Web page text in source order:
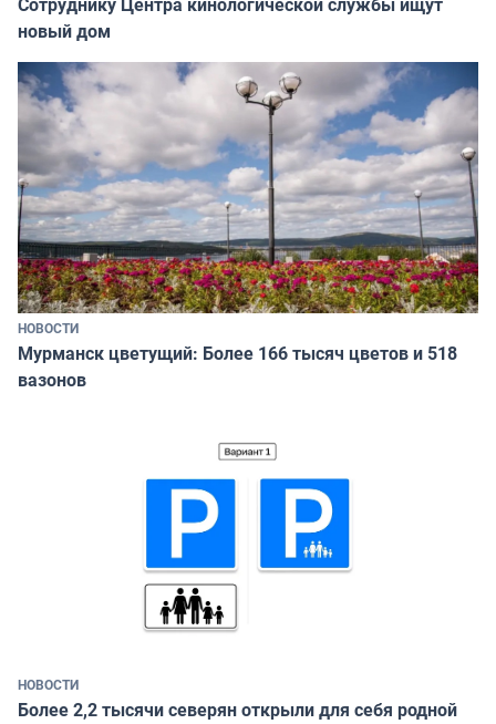
новый дом
НОВОСТИ
Мурманск цветущий: Более 166 тысяч цветов и 518
вазонов
НОВОСТИ
Более 2,2 тысячи северян открыли для себя родной